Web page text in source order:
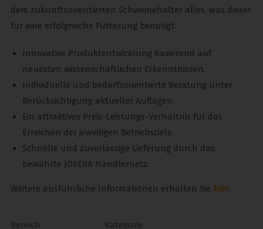
dem zukunftsorientierten Schweinehalter alles, was dieser
für eine erfolgreiche Fütterung benötigt:
Innovative Produktentwicklung basierend auf
neuesten wissenschaftlichen Erkenntnissen.
Individuelle und bedarfsorientierte Beratung unter
Berücksichtigung aktueller Auflagen.
Ein attraktives Preis-Leistungs-Verhältnis für das
Erreichen der jeweiligen Betriebsziele.
Schnelle und zuverlässige Lieferung durch das
bewährte JOSERA Händlernetz.
Weitere ausführliche Informationen erhalten Sie hier.
Bereich Kategorie